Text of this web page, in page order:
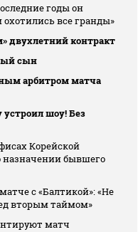
годы он
все гранды»
двухлетний контракт
сын
арбитром матча
устроил шоу! Без
Корейской
назначении бывшего
с «Балтикой»: «Не
вторым таймом»
матч